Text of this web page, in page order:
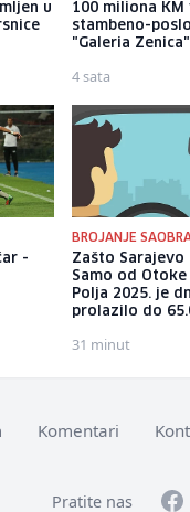
u
100 miliona KM
stambeno-
"Galeria Zenica"
4 sata
-
BROJANJE
Zašto
Samo od
Polja 2025. je
prolazilo do
31 minut
Komentari
Pratite nas